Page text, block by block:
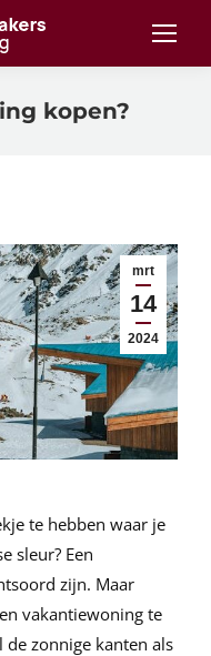
kopen?
mrt
14
2024
te hebben waar je
sleur? Een
zijn. Maar
vakantiewoning te
zonnige kanten als